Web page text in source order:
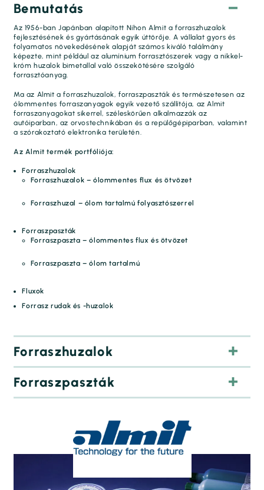
Bemutatás
Az 1956-ban Japánban alapított Nihon Almit a forraszhuzalok
fejlesztésének és gyártásának egyik úttörője. A vállalat gyors és
folyamatos növekedésének alapját számos kiváló találmány
képezte, mint például az alumínium forrasztószerek vagy a nikkel-
króm huzalok bimetallal való összekötésére szolgáló
forrasztóanyag.
Ma az Almit a forraszhuzalok, forraszpaszták és természetesen az
ólommentes forraszanyagok egyik vezető szállítója, az Almit
forraszanyagokat sikerrel, széleskörűen alkalmazzák az
autóiparban, az orvostechnikában és a repülőgépiparban, valamint
a szórakoztató elektronika területén.
Az Almit termék portfóliója:
Forraszhuzalok
Forraszhuzalok – ólommentes flux és ötvözet
Forraszhuzal – ólom tartalmú folyasztószerrel
Forraszpaszták
Forraszpaszta – ólommentes flux és ötvözet
Forraszpaszta – ólom tartalmú
Fluxok
Forrasz rudak és -huzalok
Forraszhuzalok
Forraszpaszták
MR-NH – kis területarány, nagy teljesítmény